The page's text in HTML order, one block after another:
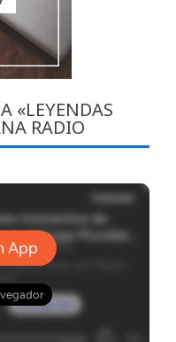
«LEYENDAS
RADIO